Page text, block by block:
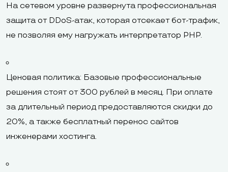
На сетевом уровне развернута профессиональная
защита от DDoS-атак, которая отсекает бот-трафик,
не позволяя ему нагружать интерпретатор PHP.
Ценовая политика: Базовые профессиональные
решения стоят от 300 рублей в месяц. При оплате
за длительный период предоставляются скидки до
20%, а также бесплатный перенос сайтов
инженерами хостинга.